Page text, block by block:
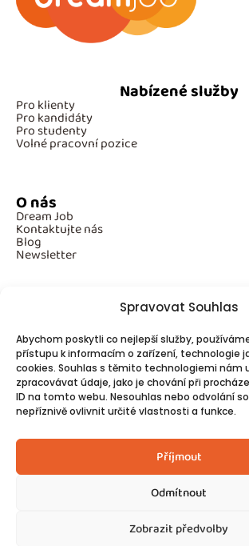
Spravovat Souhlas
Abychom poskytli co nejlepší služby,
přístupu k informacím o zařízení, technologie
cookies. Souhlas s těmito technologiemi nám
zpracovávat údaje, jako je chování při
ID na tomto webu. Nesouhlas nebo odvolání
nepříznivě ovlivnit určité vlastnosti a funkce.
Příjmout
Odmítnout
Zobrazit předvolby
Nabízené služby
Pro klienty
Pro kandidáty
Pro studenty
Volné pracovní pozice
O nás
Dream Job
Kontaktujte nás
Blog
Newsletter
Povinné informace
GDPR
Cookies
Spojte se s námi!